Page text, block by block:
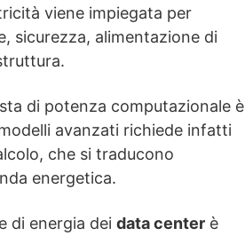
viene impiegata per
sicurezza, alimentazione di
di potenza computazionale è
avanzati richiede infatti
che si traducono
energetica.
di energia dei data center è